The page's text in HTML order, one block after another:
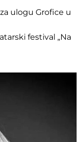
ulogu Grofice u
festival „Na